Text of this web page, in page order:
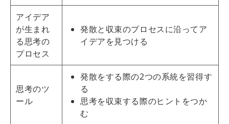
アイデア
が生まれ
る思考の
プロセス
発散と収束のプロセスに沿ってア
イデアを見つける
思考のツ
ール
発散をする際の2つの系統を習得す
る
思考を収束する際のヒントをつか
む